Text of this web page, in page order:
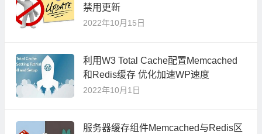
禁用更新
2022年10月15日
利用W3 Total Cache配置Memcached
和Redis缓存 优化加速WP速度
2022年10月1日
服务器缓存组件Memcached与Redis区